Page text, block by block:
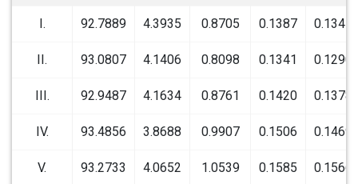
I. 92.7889 4.3935 0.8705 0.1387 0.1341
II. 93.0807 4.1406 0.8098 0.1341 0.1290
III. 92.9487 4.1634 0.8761 0.1420 0.1378
IV. 93.4856 3.8688 0.9907 0.1506 0.1469
V. 93.2733 4.0652 1.0539 0.1585 0.1566